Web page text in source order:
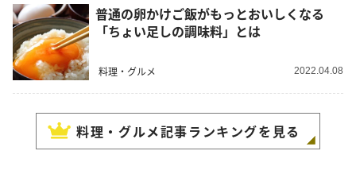
普通の卵かけご飯がもっとおいしくなる
「ちょい足しの調味料」とは
料理・グルメ 2022.04.08
料理・グルメ記事ランキングを見る